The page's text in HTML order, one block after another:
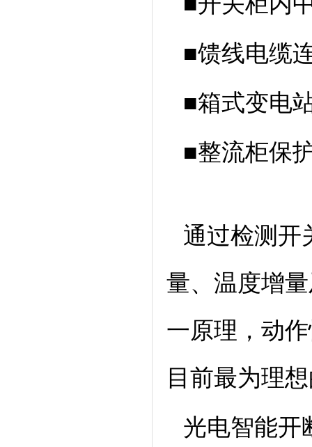
■馈线电缆
■箱式变电
■整流柜保
通过检测开
量、温度增
一原理，动
目前最为理
光电智能开